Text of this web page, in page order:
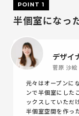
POINT 1
半個室になっ
デザイ
菅原 沙絵
元々はオープンに
ンで半個室にした
ックスしていただ
半個室空間を作っ